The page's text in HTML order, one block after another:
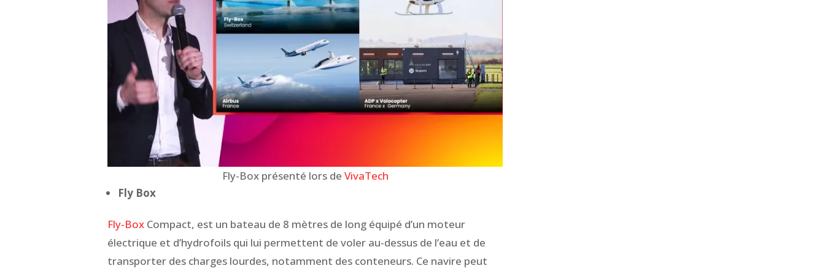
Fly-Box présenté lors de VivaTech
Fly Box
Fly-Box Compact, est un bateau de 8 mètres de long équipé d’un moteur
électrique et d’hydrofoils qui lui permettent de voler au-dessus de l’eau et de
transporter des charges lourdes, notamment des conteneurs. Ce navire peut